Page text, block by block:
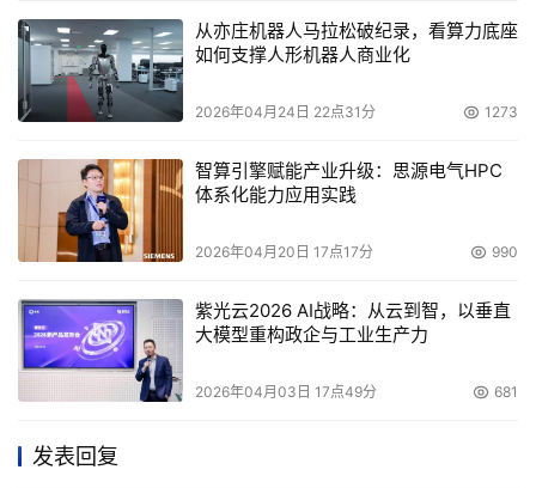
Grimsrud还说，"如果你想写入4GB，你不用清除1 MB的存
储空间，再将你不想写入数据存放进去，这样，你就避免了
企业级固态硬盘
和软件--的最优化固态硬盘价格非常高。据称，销售到EMC
公司的STEC企业级固态硬盘每秒处理量 为52,000个业务
（或者说每秒的输入输出量为52000）。但是用户级固态硬
的Wong说,"这不是因为效率无法提高，而是不能提高。"
从亦庄机器人马拉松破纪录，看算力底座
如何支撑人形机器人商业化
2026年04月24日 22点31分 1273
智算引擎赋能产业升级：思源电气HPC
体系化能力应用实践
2026年04月20日 17点17分 990
紫光云2026 AI战略：从云到智，以垂直
大模型重构政企与工业生产力
2026年04月03日 17点49分 681
发表回复